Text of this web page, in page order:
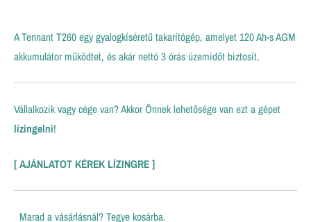
A Tennant T260 egy gyalogkíséretű takarítógép, amelyet 120 Ah-s AGM
akkumulátor működtet, és akár nettó 3 órás üzemidőt biztosít.
Vállalkozik vagy cége van? Akkor Önnek lehetősége van ezt a gépet
lízingelni!
[AJÁNLATOT KÉREK LÍZINGRE]
Marad a vásárlásnál? Tegye kosárba.